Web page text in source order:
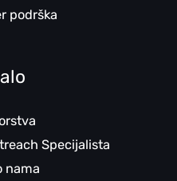
podrška
Specijalista
nama